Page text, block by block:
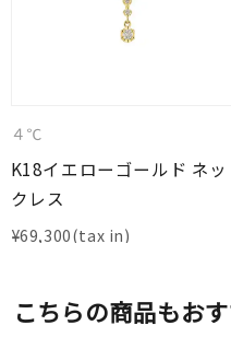
４℃
K18イエローゴールド ネッ
クレス
¥69,300
こちらの商品もお